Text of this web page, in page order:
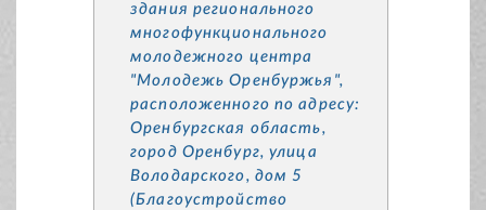
здания регионального
многофункционального
молодежного центра
"Молодежь Оренбуржья",
расположенного по адресу:
Оренбургская область,
город Оренбург, улица
Володарского, дом 5
(Благоустройство